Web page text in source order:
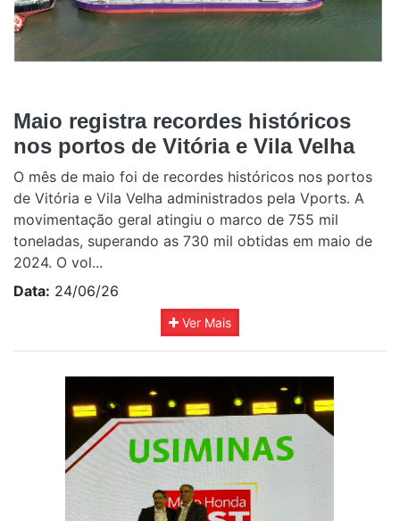
Maio registra recordes históricos
nos portos de Vitória e Vila Velha
O mês de maio foi de recordes históricos nos portos
de Vitória e Vila Velha administrados pela Vports. A
movimentação geral atingiu o marco de 755 mil
toneladas, superando as 730 mil obtidas em maio de
2024. O vol...
Data: 24/06/26
Ver Mais